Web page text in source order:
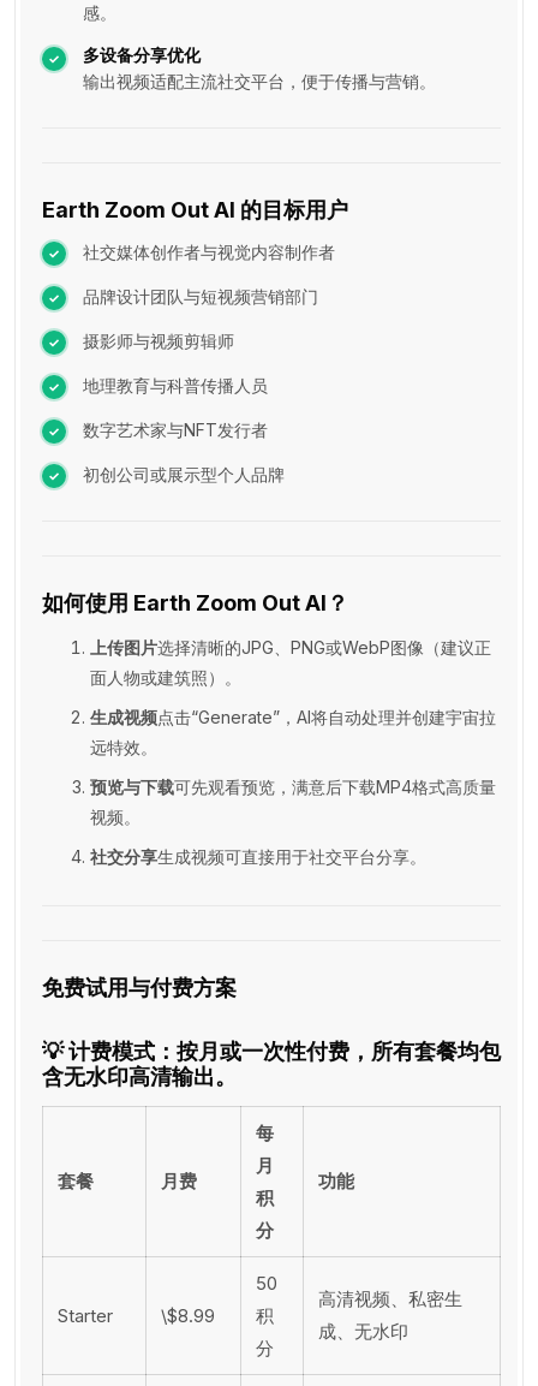
感。
多设备分享优化
输出视频适配主流社交平台，便于传播与营销。
Earth Zoom Out AI 的目标用户
社交媒体创作者与视觉内容制作者
品牌设计团队与短视频营销部门
摄影师与视频剪辑师
地理教育与科普传播人员
数字艺术家与NFT发行者
初创公司或展示型个人品牌
如何使用 Earth Zoom Out AI？
上传图片选择清晰的JPG、PNG或WebP图像（建议正
面人物或建筑照）。
生成视频点击“Generate”，AI将自动处理并创建宇宙拉
远特效。
预览与下载可先观看预览，满意后下载MP4格式高质量
视频。
社交分享生成视频可直接用于社交平台分享。
免费试用与付费方案
💡 计费模式：按月或一次性付费，所有套餐均包
含无水印高清输出。
套餐 月费
每
月
积
分
功能
Starter \$8.99
50
积
分
高清视频、私密生
成、无水印